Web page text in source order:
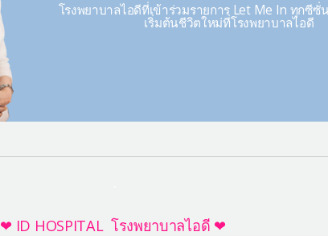
โรงพยาบาลไอดีที่เข้าร่วมรายการ Let Me In ทุกซีซั่
เริ่มต้นชีวิตใหม่ที่โรงพยาบาลไอดี
❤ ID HOSPITAL โรงพยาบาลไอดี ❤